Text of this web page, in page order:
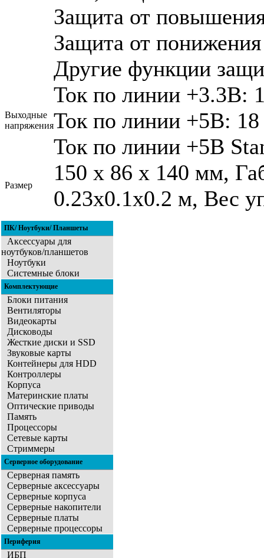
Защита от
Защита от
Другие функции
Выходные
напряжения
Ток по линии +3.3В:
Ток по линии +5В:
Ток по линии +5В
Размер
150 х 86 х 140 мм,
0.23x0.1x0.2 м, Вес
ПК/ Ноутбуки/ Планшеты
Аксессуары для
ноутбуков/планшетов
Ноутбуки
Системные блоки
Комплектующие
Блоки питания
Вентиляторы
Видеокарты
Дисководы
Жесткие диски и SSD
Звуковые карты
Контейнеры для HDD
Контроллеры
Корпуса
Материнские платы
Оптические приводы
Память
Процессоры
Сетевые карты
Стриммеры
Серверное оборудование
Серверная память
Серверные аксессуары
Серверные корпуса
Серверные накопители
Серверные платы
Серверные процессоры
Периферия
ИБП